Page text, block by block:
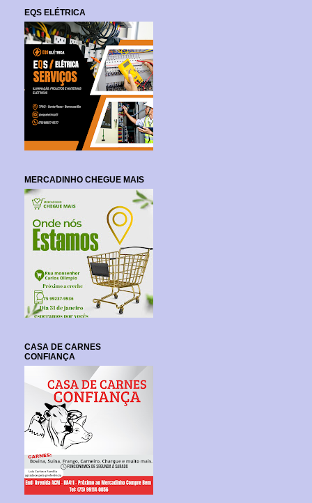
EQS ELÉTRICA
MERCADINHO CHEGUE MAIS
CASA DE CARNES
CONFIANÇA